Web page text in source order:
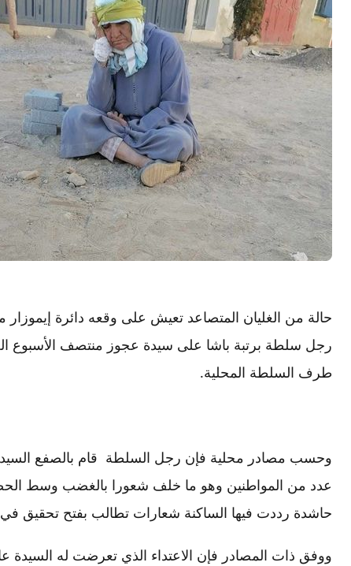
حالة من الغليان المتصاعد تعيش على وقعه دائرة
رجل سلطة برتبة باشا على سيدة عجوز منتصف الأسبوع
طرف السلطة المحلية.
عدد من المواطنين وهو ما خلف شعورا بالغضب وسط
حاشدة رددت فيها الساكنة شعارات تطالب بفتح تحقيق في
ووفق ذات المصادر فإن الاعتداء الذي تعرضت له السيدة